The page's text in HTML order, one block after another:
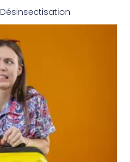
Désinsectisation